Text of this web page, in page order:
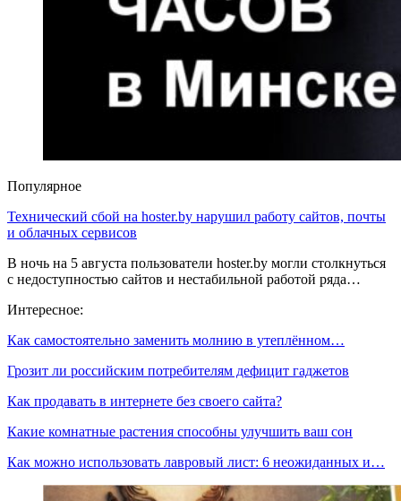
Популярное
Технический сбой на hoster.by нарушил работу сайтов, почты
и облачных сервисов
В ночь на 5 августа пользователи hoster.by могли столкнуться
с недоступностью сайтов и нестабильной работой ряда…
Интересное:
Как самостоятельно заменить молнию в утеплённом…
Грозит ли российским потребителям дефицит гаджетов
Как продавать в интернете без своего сайта?
Какие комнатные растения способны улучшить ваш сон
Как можно использовать лавровый лист: 6 неожиданных и…